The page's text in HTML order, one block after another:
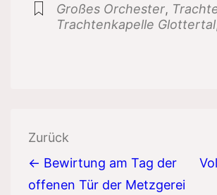
Großes Orchester,
Trachtenkapelle Glottertal
Beitragsnavigation
Zurück
← Bewirtung am Tag der
offenen Tür der Metzgerei